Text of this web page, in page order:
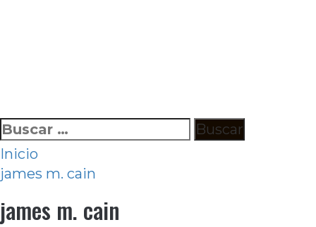
Ir
al
contenido
Buscar:
Inicio
james m. cain
james m. cain